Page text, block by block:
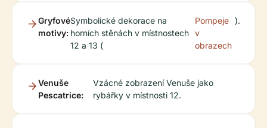
Gryfové
motivy:
Symbolické dekorace na
horních stěnách v místnostech
12 a 13 (
Pompeje
v
obrazech
).
Venuše
Pescatrice:
Vzácné zobrazení Venuše jako
rybářky v místnosti 12.